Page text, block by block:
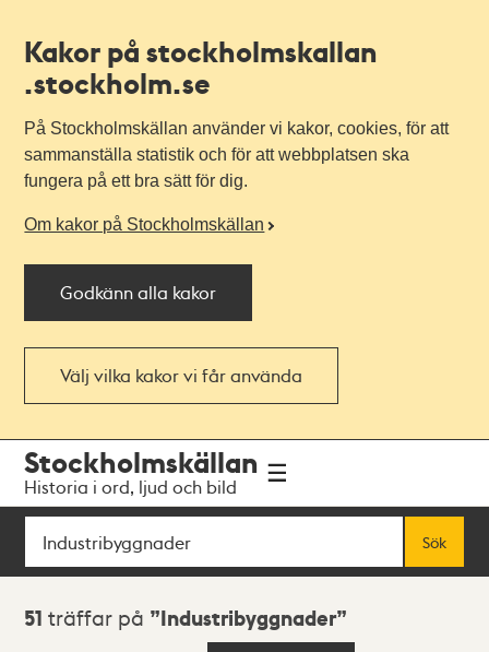
Kakor på stockholmskallan
.stockholm.se
På Stockholmskällan använder vi kakor, cookies, för att
sammanställa statistik och för att webbplatsen ska
fungera på ett bra sätt för dig.
Om kakor på Stockholmskällan
Godkänn alla kakor
Välj vilka kakor vi får använda
navigationen
huvudinnehållet
Stockholmskällan
Historia i ord, ljud och bild
Sök
Sök
Sökresultat
51 träffar på Industribyggnader